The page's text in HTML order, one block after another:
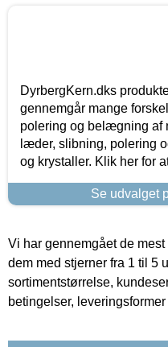
DyrbergKern.dks
gennemgår mange
polering og belægning af
læder, slibning, polering
og krystaller. Klik her for
Se udvalget
Vi har gennemgået de
dem med stjerner fra 1 til 5
sortimentstørrelse,
betingelser,